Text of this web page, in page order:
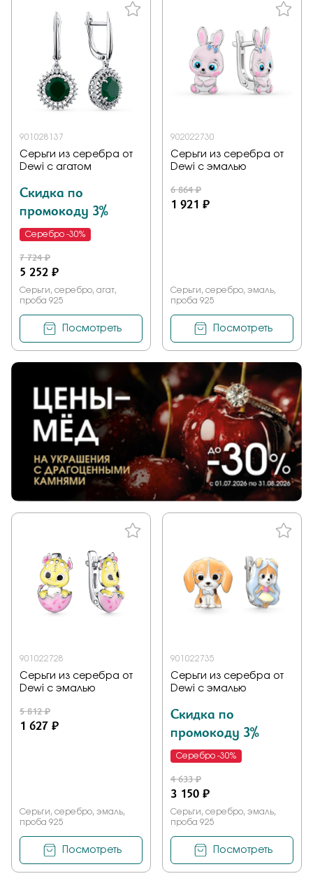
901028137
Серьги из серебра от
Dewi с агатом
Скидка по
промокоду 3%
Серебро -30%
7 724 ₽
5 252 ₽
Серьги, серебро, агат,
проба 925
Посмотреть
902022730
Серьги из серебра от
Dewi с эмалью
6 864 ₽
1 921 ₽
Серьги, серебро, эмаль,
проба 925
Посмотреть
901022728
Серьги из серебра от
Dewi с эмалью
5 812 ₽
1 627 ₽
Серьги, серебро, эмаль,
проба 925
Посмотреть
901022735
Серьги из серебра от
Dewi с эмалью
Скидка по
промокоду 3%
Серебро -30%
4 633 ₽
3 150 ₽
Серьги, серебро, эмаль,
проба 925
Посмотреть